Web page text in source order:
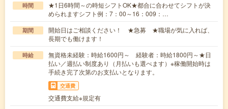
時間
★1日6時間～の時短シフトOK★都合に合わせてシフトが決
められますシフト例：7：00～16：009：…
期間
開始日はご相談ください！ ★急募 ★職場が気に入れば、
長期でも働けます！
時給
無資格未経験：時給1600円～ 経験者：時給1800円～★日
払い／週払い制度あり（月払いも選べます）※稼働開始時は
手続き完了次第のお支払いとなります。
交通費
交通費支給※規定有